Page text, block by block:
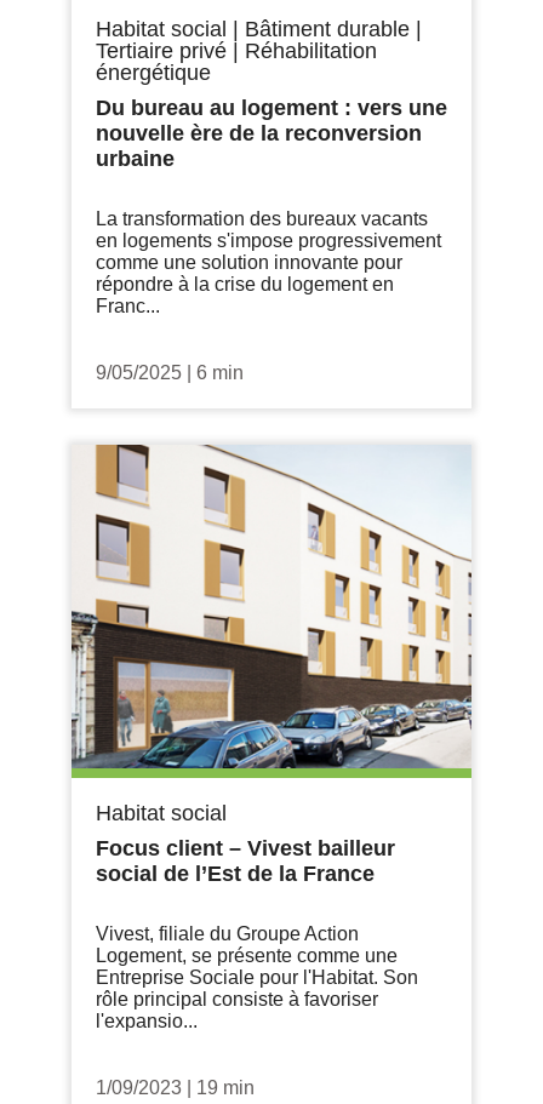
Habitat social Bâtiment durable
Tertiaire privé
Réhabilitation
énergétique
Du bureau au logement : vers une
nouvelle ère de la reconversion
urbaine
La transformation des bureaux vacants
en logements s'impose progressivement
comme une solution innovante pour
répondre à la crise du logement en
Franc...
9/05/2025 6 min
Habitat social
Focus client – Vivest bailleur
social de l’Est de la France
Vivest, filiale du Groupe Action
Logement, se présente comme une
Entreprise Sociale pour l'Habitat. Son
rôle principal consiste à favoriser
l'expansio...
1/09/2023 19 min